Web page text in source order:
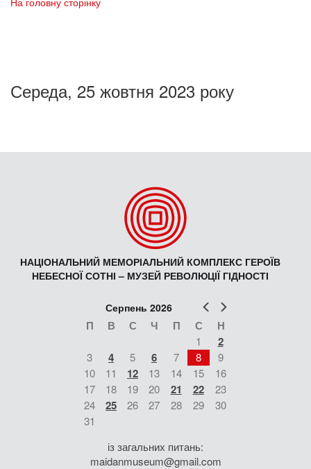
Середа, 25 жовтня 2023 року
НАЦІОНАЛЬНИЙ МЕМОРІАЛЬНИЙ КОМПЛЕКС ГЕРОЇВ
НЕБЕСНОЇ СОТНІ – МУЗЕЙ РЕВОЛЮЦІЇ ГІДНОСТІ
Попер
Серпень 2026
П В С Ч П С Н
1 2
3 4 5 6 7 8
9
10
11 12 13 14 15
16
17
18 19 20 21 22
23
24
25 26 27 28 29
30
31
із загальних питань:
maidanmuseum@gmail.com